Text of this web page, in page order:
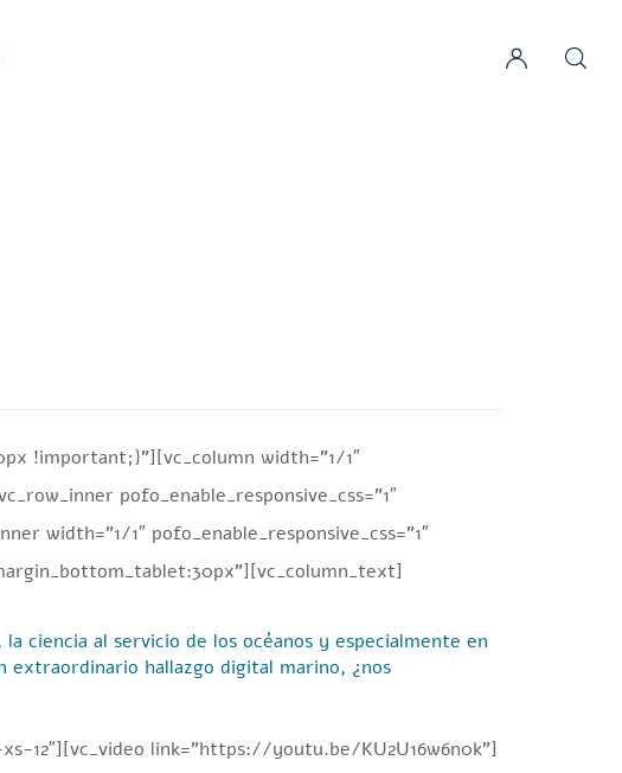
!important;}”][vc_column width=”1/1″
pofo_enable_responsive_css=”1″
width=”1/1″ pofo_enable_responsive_css=”1″
ciencia al servicio de los océanos y especialmente en
extraordinario hallazgo digital marino, ¿nos
12″][vc_video link=”https://youtu.be/KU2U16w6n0k”]